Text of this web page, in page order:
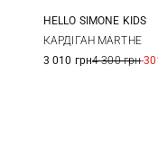
4 6
HELLO SIMONE KIDS
КАРДІГАН MARTHE
3 010 грн4 300 грн-